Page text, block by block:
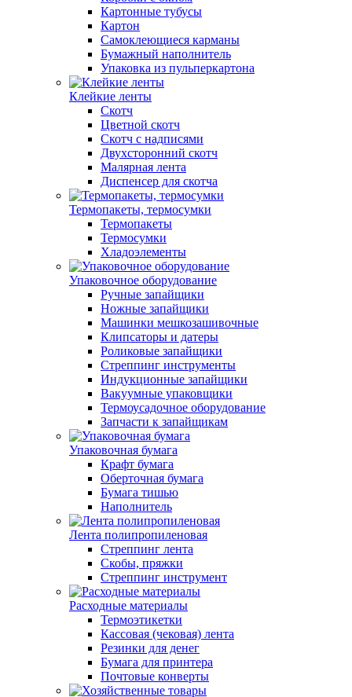
Картонные тубусы
Картон
Самоклеющиеся карманы
Бумажный наполнитель
Упаковка из пульперкартона
Клейкие ленты
Скотч
Цветной скотч
Скотч с надписями
Двухсторонний скотч
Малярная лента
Диспенсер для скотча
Термопакеты, термосумки
Термопакеты
Термосумки
Хладоэлементы
Упаковочное оборудование
Ручные запайщики
Ножные запайщики
Машинки мешкозашивочные
Клипсаторы и датеры
Роликовые запайщики
Стреппинг инструменты
Индукционные запайщики
Вакуумные упаковщики
Термоусадочное оборудование
Запчасти к запайщикам
Упаковочная бумага
Крафт бумага
Оберточная бумага
Бумага тишью
Наполнитель
Лента полипропиленовая
Стреппинг лента
Скобы, пряжки
Стреппинг инструмент
Расходные материалы
Термоэтикетки
Кассовая (чековая) лента
Резинки для денег
Бумага для принтера
Почтовые конверты